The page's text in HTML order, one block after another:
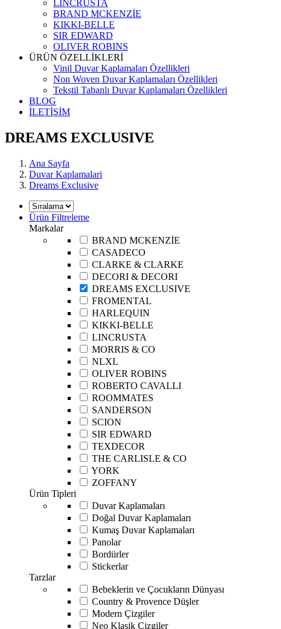
LINCRUSTA
BRAND MCKENZİE
KIKKI-BELLE
SIR EDWARD
OLIVER ROBINS
ÜRÜN ÖZELLİKLERİ
Vinil Duvar Kaplamaları Özellikleri
Non Woven Duvar Kaplamaları Özellikleri
Tekstil Tabanlı Duvar Kaplamaları Özellikleri
BLOG
İLETİŞİM
DREAMS EXCLUSIVE
Ana Sayfa
Duvar Kaplamalari
Dreams Exclusive
Ürün Filtreleme
Markalar
BRAND MCKENZİE
CASADECO
CLARKE & CLARKE
DECORI & DECORI
DREAMS EXCLUSIVE
FROMENTAL
HARLEQUIN
KIKKI-BELLE
LINCRUSTA
MORRIS & CO
NLXL
OLIVER ROBINS
ROBERTO CAVALLI
ROOMMATES
SANDERSON
SCION
SIR EDWARD
TEXDECOR
THE CARLISLE & CO
YORK
ZOFFANY
Ürün Tipleri
Duvar Kaplamaları
Doğal Duvar Kaplamaları
Kumaş Duvar Kaplamaları
Panolar
Bordürler
Stickerlar
Tarzlar
Bebeklerin ve Çocukların Dünyası
Country & Provence Düşler
Modern Çizgiler
Neo Klasik Çizgiler